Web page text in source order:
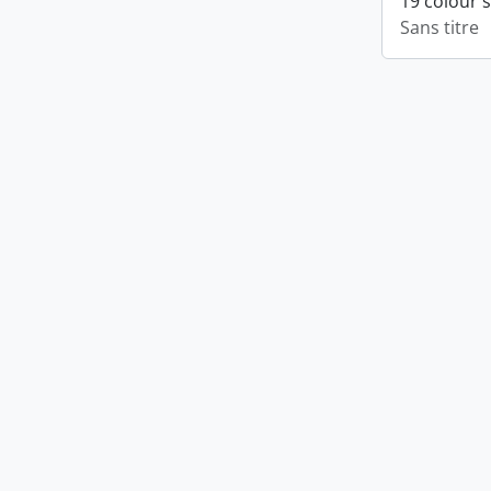
Sans titre